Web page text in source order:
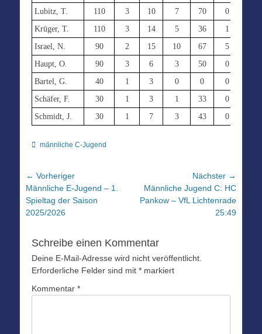
Lubitz, T.
110 3 10 7 70 0
Krüger, T.
110 3 14 5 36 1
Israel, N.
90 2 15 10 67 5
Haupt, O.
90 3 6 3 50 0
Bartel, G.
40 1 3 0 0 0
Schäfer, F.
30 1 3 1 33 0
Schmidt, J.
30 1 7 3 43 0
Kategorien
männliche C-Jugend
Beitragsnavigation
← Vorheriger
Vorheriger
Beitrag:
Männliche E-Jugend – 1.
Spieltag der Saison
2025/2026
Nächster →
Nächster
Beitrag:
Männliche Jugend C: HC
Pankow – VfL Lichtenrade
25:49
Schreibe einen Kommentar
Deine E-Mail-Adresse wird nicht veröffentlicht.
Erforderliche Felder sind mit * markiert
Kommentar *